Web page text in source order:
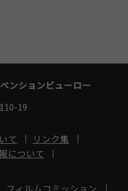
ンションビューロー
10-19
て
リンク集
について